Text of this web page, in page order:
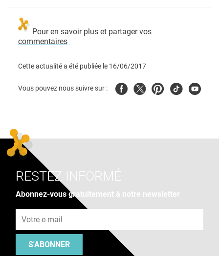
Pour en savoir plus et partager vos
commentaires
Cette actualité a été publiée le 16/06/2017
Vous pouvez nous suivre sur : FacebookTwitterPinterest
TiktokYoutube
RESTEZ INFORMÉ
Abonnez-vous gratuitement à notre newsletter
S'ABONNER